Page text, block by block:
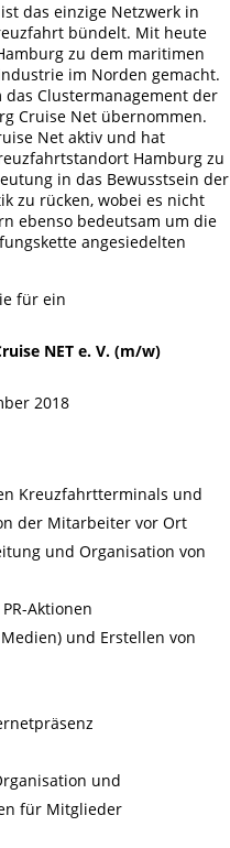
das einzige Netzwerk in
bündelt. Mit heute
zu dem maritimen
im Norden gemacht.
das Clustermanagement der
Cruise Net übernommen.
Net aktiv und hat
Hamburg zu
in das Bewusstsein der
zu rücken, wobei es nicht
ebenso bedeutsam um die
angesiedelten
für ein
NET e. V. (m/w)
2018
Kreuzfahrtterminals und
der Mitarbeiter vor Ort
und Organisation von
Aktionen
und Erstellen von
und
für Mitglieder